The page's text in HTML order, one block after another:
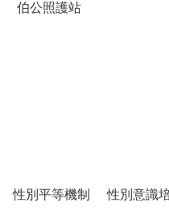
伯公照護站
性別平等機制 性別意識